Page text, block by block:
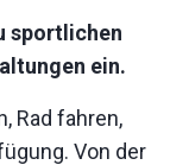
sportlichen
ein.
Rad fahren,
Von der